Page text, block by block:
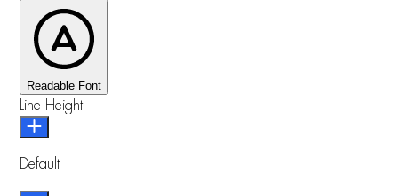
Readable Font
Line Height
Default